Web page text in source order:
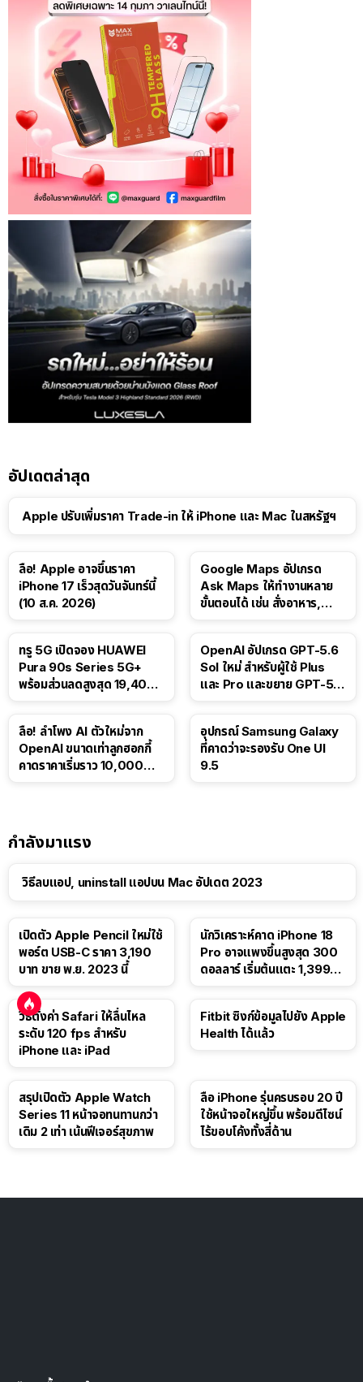
อัปเดตล่าสุด
Apple ปรับเพิ่มราคา Trade-in ให้ iPhone และ Mac ในสหรัฐฯ
ลือ! Apple อาจขึ้นราคา
iPhone 17 เร็วสุดวันจันทร์นี้
(10 ส.ค. 2026)
Google Maps อัปเกรด
Ask Maps ให้ทำงานหลาย
ขั้นตอนได้ เช่น สั่งอาหาร,
ทรู 5G เปิดจอง HUAWEI
Pura 90s Series 5G+
พร้อมส่วนลดสูงสุด 19,400
OpenAI อัปเกรด GPT-5.6
Sol ใหม่ สำหรับผู้ใช้ Plus
และ Pro และขยาย GPT-5.6
ลือ! ลำโพง AI ตัวใหม่จาก
OpenAI ขนาดเท่าลูกฮอกกี้
คาดราคาเริ่มราว 10,000
อุปกรณ์ Samsung Galaxy
ที่คาดว่าจะรองรับ One UI
9.5
กำลังมาแรง
วิธีลบแอป, uninstall แอปบน Mac อัปเดต 2023
เปิดตัว Apple Pencil ใหม่ใช้
พอร์ต USB-C ราคา 3,190
บาท ขาย พ.ย. 2023 นี้
นักวิเคราะห์คาด iPhone 18
Pro อาจแพงขึ้นสูงสุด 300
ดอลลาร์ เริ่มต้นแตะ 1,399
วิธีตั้งค่า Safari ให้ลื่นไหล
ระดับ 120 fps สำหรับ
iPhone และ iPad
Fitbit ซิงก์ข้อมูลไปยัง Apple
Health ได้แล้ว
สรุปเปิดตัว Apple Watch
Series 11 หน้าจอทนทานกว่า
เดิม 2 เท่า เน้นฟีเจอร์สุขภาพ
ลือ iPhone รุ่นครบรอบ 20 ปี
ใช้หน้าจอใหญ่ขึ้น พร้อมดีไซน์
ไร้ขอบโค้งทั้งสี่ด้าน